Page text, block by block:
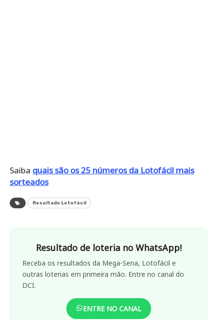
Saiba quais são os 25 números da Lotofácil mais
sorteados
Resultado Lotofácil
Resultado de loteria no WhatsApp!
Receba os resultados da Mega-Sena, Lotofácil e
outras loterias em primeira mão. Entre no canal do
DCI.
ENTRE NO CANAL